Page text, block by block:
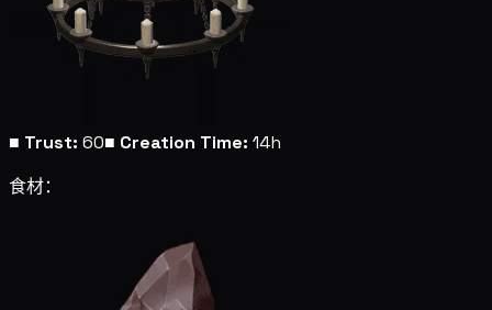
■ Trust: 60■ Creation Time: 14h
食材：